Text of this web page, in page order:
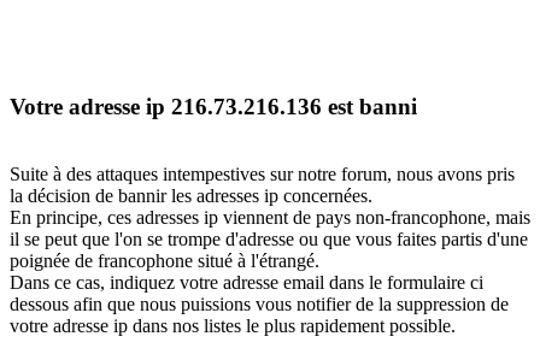
Votre adresse ip 216.73.216.136 est banni
Suite à des attaques intempestives sur notre forum, nous avons pris
la décision de bannir les adresses ip concernées.
En principe, ces adresses ip viennent de pays non-francophone, mais
il se peut que l'on se trompe d'adresse ou que vous faites partis d'une
poignée de francophone situé à l'étrangé.
Dans ce cas, indiquez votre adresse email dans le formulaire ci
dessous afin que nous puissions vous notifier de la suppression de
votre adresse ip dans nos listes le plus rapidement possible.